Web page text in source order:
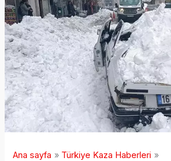
Ana sayfa
Türkiye Kaza Haberleri